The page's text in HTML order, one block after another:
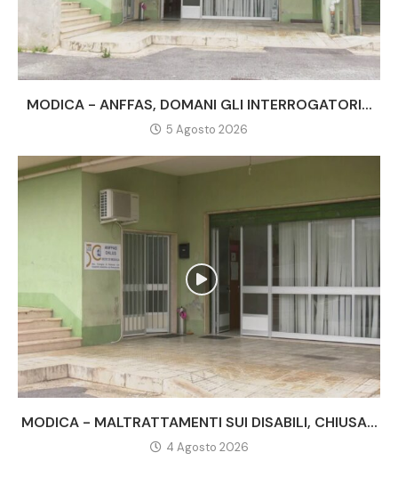
MODICA - ANFFAS, DOMANI GLI INTERROGATORI...
5 Agosto 2026
MODICA - MALTRATTAMENTI SUI DISABILI, CHIUSA...
4 Agosto 2026